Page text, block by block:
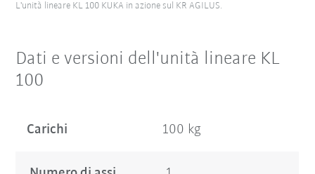
L'unità lineare KL 100 KUKA in azione sul KR AGILUS.
Dati e versioni dell'unità lineare KL
100
Carichi 100 kg